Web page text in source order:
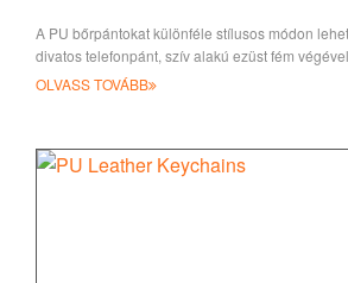
A PU bőrpántokat különféle stílusos módon
divatos telefonpánt, szív alakú ezüst fém
OLVASS TOVÁBB